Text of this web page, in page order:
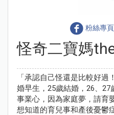
粉絲專頁
怪奇二寶媽
「承認自己怪還是比較好
婚早生，25歲結婚，26、
事業心，因為家庭夢，請育
想知道的育兒事和產後憂鬱